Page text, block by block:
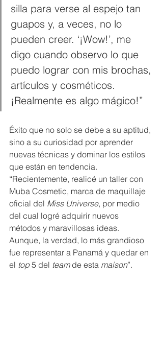
silla para verse al espejo tan
guapos y, a veces, no lo
pueden creer. ‘¡Wow!’, me
digo cuando observo lo que
puedo lograr con mis brochas,
artículos y cosméticos.
¡Realmente es algo mágico!”
Éxito que no solo se debe a su aptitud,
sino a su curiosidad por aprender
nuevas técnicas y dominar los estilos
que están en tendencia.
“Recientemente, realicé un taller con
Muba Cosmetic, marca de maquillaje
oficial del Miss Universe, por medio
del cual logré adquirir nuevos
métodos y maravillosas ideas.
Aunque, la verdad, lo más grandioso
fue representar a Panamá y quedar en
el top 5 del team de esta maison”.